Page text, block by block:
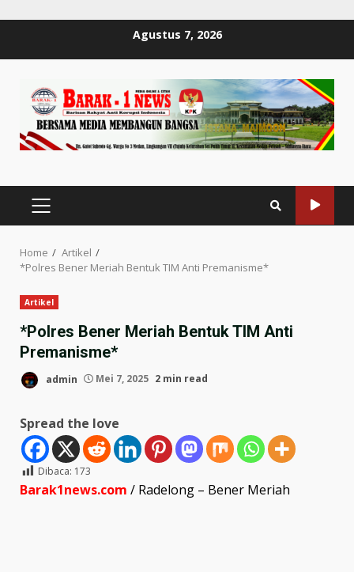
Agustus 7, 2026
PRIMARY
MENU
Home
Artikel
*Polres Bener Meriah Bentuk TIM Anti Premanisme*
Artikel
*Polres Bener Meriah Bentuk TIM Anti
Premanisme*
admin Mei 7, 2025 2 min read
Spread the love
Dibaca: 173
Barak1news.com / Radelong – Bener Meriah